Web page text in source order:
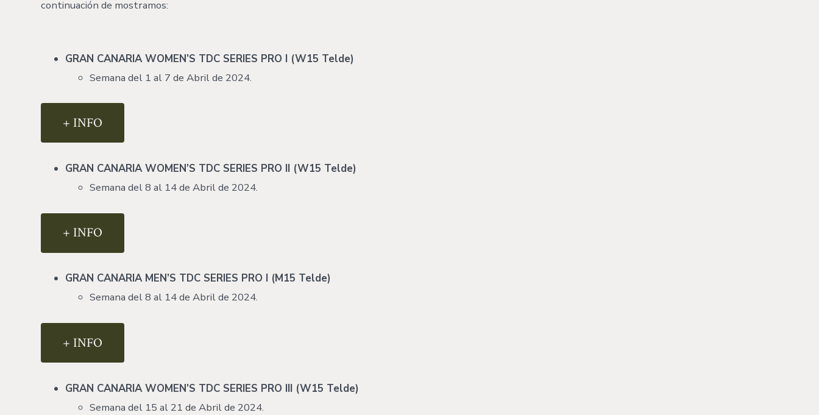
continuación de mostramos:
GRAN CANARIA WOMEN’S TDC SERIES PRO I (W15 Telde)
Semana del 1 al 7 de Abril de 2024.
+ INFO
GRAN CANARIA WOMEN’S TDC SERIES PRO II (W15 Telde)
Semana del 8 al 14 de Abril de 2024.
+ INFO
GRAN CANARIA MEN’S TDC SERIES PRO I (M15 Telde)
Semana del 8 al 14 de Abril de 2024.
+ INFO
GRAN CANARIA WOMEN’S TDC SERIES PRO III (W15 Telde)
Semana del 15 al 21 de Abril de 2024.